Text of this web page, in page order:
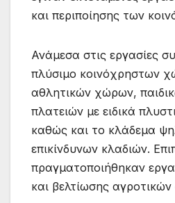
και περιποίησης των
Ανάμεσα στις εργασίες
πλύσιμο κοινόχρηστων
αθλητικών χώρων,
πλατειών με ειδικά
καθώς και το κλάδεμα
επικίνδυνων κλαδιών.
πραγματοποιήθηκαν
και βελτίωσης